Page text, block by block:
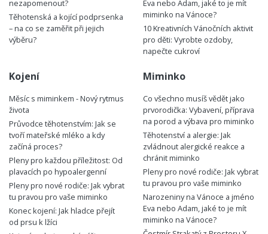
nezapomenout?
Těhotenská a kojící podprsenka
– na co se zaměřit při jejich
výběru?
Eva nebo Adam, jaké to je mít
miminko na Vánoce?
10 Kreativních Vánočních aktivit
pro děti: Vyrobte ozdoby,
napečte cukroví
Kojení
Měsíc s miminkem - Nový rytmus
života
Průvodce těhotenstvím: Jak se
tvoří mateřské mléko a kdy
začíná proces?
Pleny pro každou příležitost: Od
plavacích po hypoalergenní
Pleny pro nové rodiče: Jak vybrat
tu pravou pro vaše miminko
Konec kojení: Jak hladce přejít
od prsu k lžíci
Miminko
Co všechno musíš vědět jako
prvorodička: Vybavení, příprava
na porod a výbava pro miminko
Těhotenství a alergie: Jak
zvládnout alergické reakce a
chránit miminko
Pleny pro nové rodiče: Jak vybrat
tu pravou pro vaše miminko
Narozeniny na Vánoce a jméno
Eva nebo Adam, jaké to je mít
miminko na Vánoce?